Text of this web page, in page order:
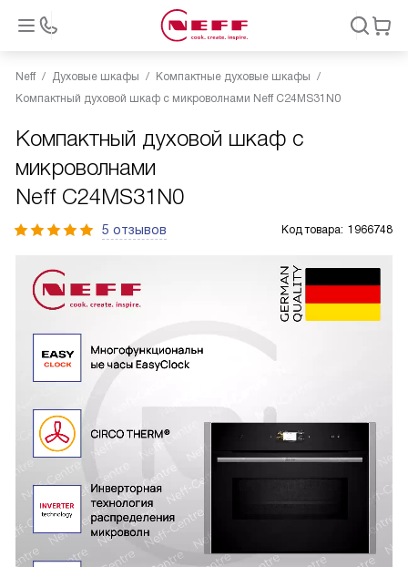
Neff Духовые шкафы
Компактные духовые шкафы
Компактный духовой шкаф с микроволнами Neff C24MS31N0
Компактный духовой шкаф с
микроволнами
Neff C24MS31N0
5 отзывов Код товара: 1966748